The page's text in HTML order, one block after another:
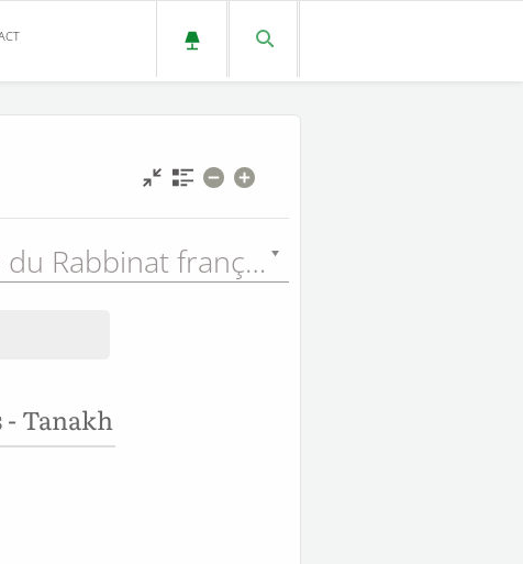
La Bible du Rabbinat français - Tanakh (TAN) - 1899
Tanakh